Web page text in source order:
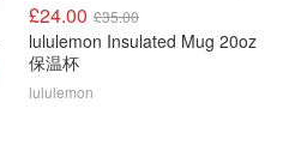
£24.00 £35.00
lululemon Insulated Mug 20oz
保温杯
lululemon